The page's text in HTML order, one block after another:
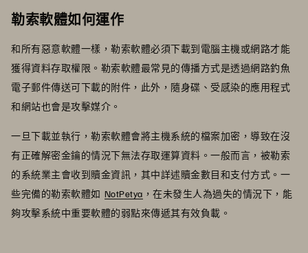
勒索軟體如何運作
和所有惡意軟體一樣，勒索軟體必須下載到電腦主機或網路才能
獲得資料存取權限。勒索軟體最常見的傳播方式是透過網路釣魚
電子郵件傳送可下載的附件，此外，隨身碟、受感染的應用程式
和網站也會是攻擊媒介。
一旦下載並執行，勒索軟體會將主機系統的檔案加密，導致在沒
有正確解密金鑰的情況下無法存取運算資料。一般而言，被勒索
的系統業主會收到贖金資訊，其中詳述贖金數目和支付方式。一
些完備的勒索軟體如 NotPetya ，在未發生人為過失的情況下，能
夠攻擊系統中重要軟體的弱點來傳遞其有效負載。